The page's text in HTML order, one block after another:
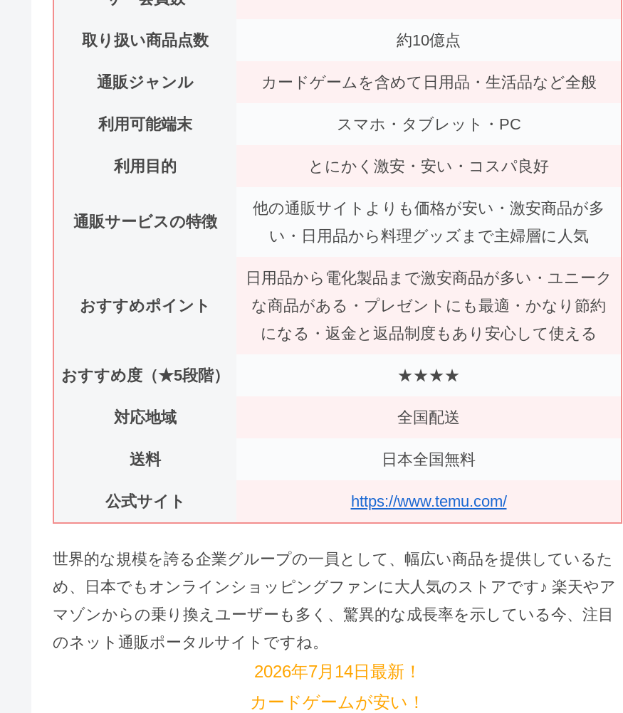
取り扱い商品点数 約10億点
通販ジャンル カードゲームを含めて日用品・生活品など全般
利用可能端末 スマホ・タブレット・PC
利用目的 とにかく激安・安い・コスパ良好
通販サービスの特徴
他の通販サイトよりも価格が安い・激安商品が多
い・日用品から料理グッズまで主婦層に人気
おすすめポイント
日用品から電化製品まで激安商品が多い・ユニーク
な商品がある・プレゼントにも最適・かなり節約
になる・返金と返品制度もあり安心して使える
おすすめ度（★5段階） ★★★★
対応地域 全国配送
送料 日本全国無料
公式サイト https://www.temu.com/
世界的な規模を誇る企業グループの一員として、幅広い商品を提供しているた
め、日本でもオンラインショッピングファンに大人気のストアです♪ 楽天やア
マゾンからの乗り換えユーザーも多く、驚異的な成長率を示している今、注目
のネット通販ポータルサイトですね。
2026年7月14日最新！
カードゲームが安い！